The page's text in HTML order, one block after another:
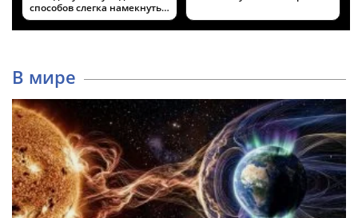
способов слегка намекнуть…
В мире